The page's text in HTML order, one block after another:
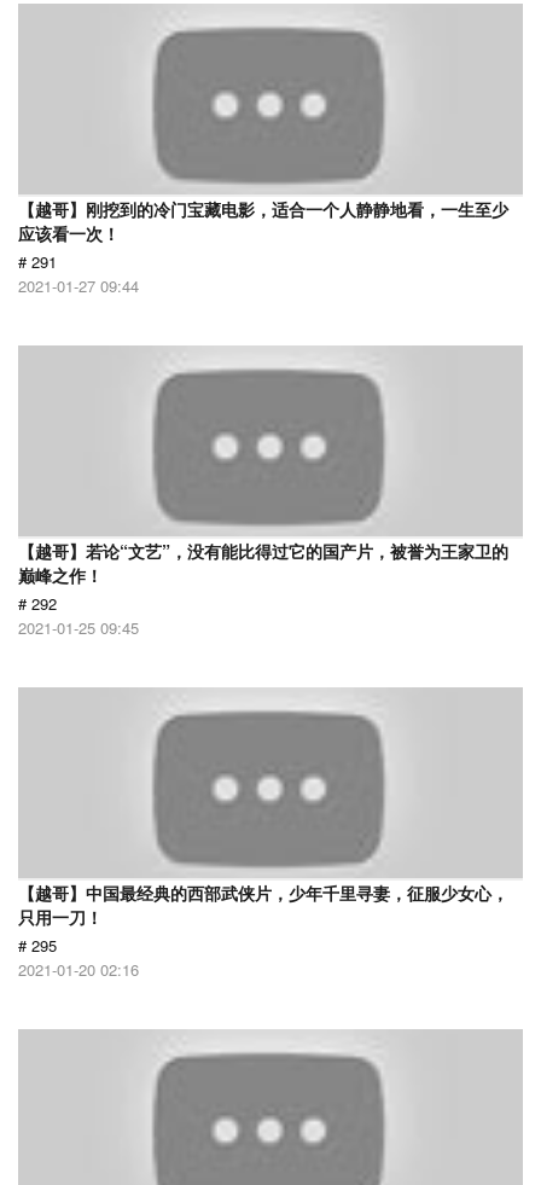
【越哥】刚挖到的冷门宝藏电影，适合一个人静静地看，一生至少
应该看一次！
# 291
2021-01-27 09:44
【越哥】若论“文艺”，没有能比得过它的国产片，被誉为王家卫的
巅峰之作！
# 292
2021-01-25 09:45
【越哥】中国最经典的西部武侠片，少年千里寻妻，征服少女心，
只用一刀！
# 295
2021-01-20 02:16